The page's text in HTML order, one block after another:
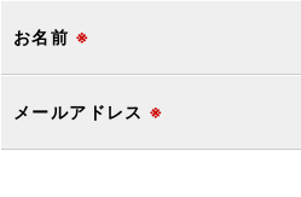
お名前 ※
メールアドレス ※